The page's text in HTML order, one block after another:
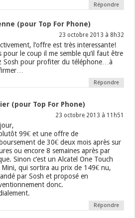
Répondre
(pour Top For Phone)
23 octobre 2013 à 8h32
l’offre est très interessante!
pour le coup il me semble qu’il faut être
Sosh pour profiter du téléphone…à
Répondre
(pour Top For Phone)
23 octobre 2013 à 11h51
99€ et une offre de
de 30€ deux mois après sur
ou encore 8 semaines après par
Sinon c’est un Alcatel One Touch
qui sortira au prix de 149€ nu,
par Sosh et proposé en
donc.
Répondre